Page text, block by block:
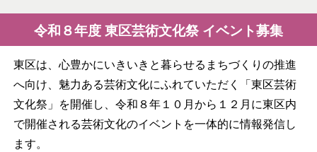
令和８年度 東区芸術文化祭 イベント募集
東区は、心豊かにいきいきと暮らせるまちづくりの推進
へ向け、魅力ある芸術文化にふれていただく「東区芸術
文化祭」を開催し、令和８年１０月から１２月に東区内
で開催される芸術文化のイベントを一体的に情報発信し
ます。